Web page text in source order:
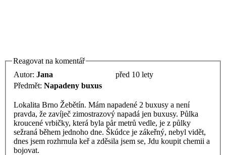
Reagovat na komentář
Autor: Jana
před 10 lety
Předmět: Napadeny buxus
Lokalita Brno Žebětín. Mám napadené 2 buxusy a není
pravda, že zavíječ zimostrazový napadá jen buxusy. Půlka
kroucené vrbičky, která byla pår metrů vedle, je z půlky
sežraná během jednoho dne. Škúdce je zákeřný, nebyl vidět,
dnes jsem rozhrnula keř a zděsila jsem se, Jdu koupit chemii a
bojovat.